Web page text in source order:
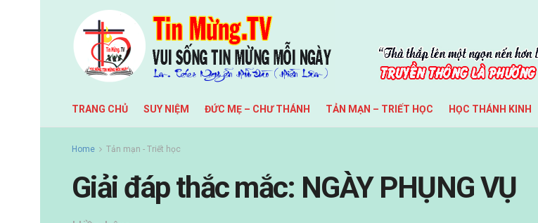
TRANG CHỦ SUY NIỆM ĐỨC MẸ – CHƯ THÁNH TẢN MẠN – TRIẾT HỌC HỌC THÁNH KINH
Home Tản mạn - Triết học
Giải đáp thắc mắc: NGÀY PHỤNG VỤ